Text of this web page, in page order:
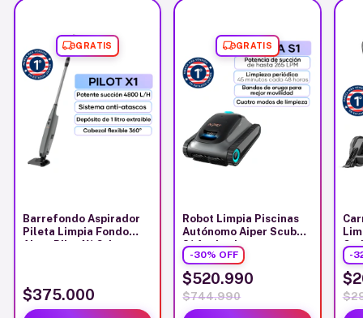
GRATIS
Barrefondo Aspirador
Pileta Limpia Fondo
Aiper Pilot X1 Gris
$375.000
GRATIS
Robot Limpia Piscinas
Autónomo Aiper Scuba
S1 Aspirador
-30% OFF
$520.990
$744.990
-